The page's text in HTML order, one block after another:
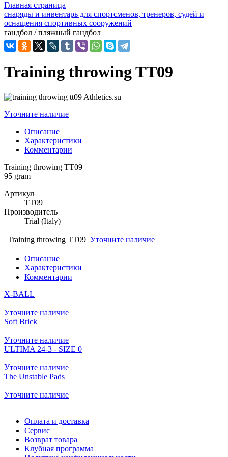
Главная страница
снаряды и инвентарь для спортсменов, тренеров, судей и
оснащения спортивных сооружений
гандбол / пляжный гандбол
Training throwing TT09
Уточните наличие
Описание
Характеристики
Комментарии
Training throwing TT09
95 gram
Артикул
TT09
Производитель
Trial (Italy)
Training throwing TT09 Уточните наличие
Описание
Характеристики
Комментарии
X-BALL
Уточните наличие
Soft Brick
Уточните наличие
ULTIMA 24-3 - SIZE 0
Уточните наличие
The Unstable Pads
Уточните наличие
Оплата и доставка
Сервис
Возврат товара
Клубная программа